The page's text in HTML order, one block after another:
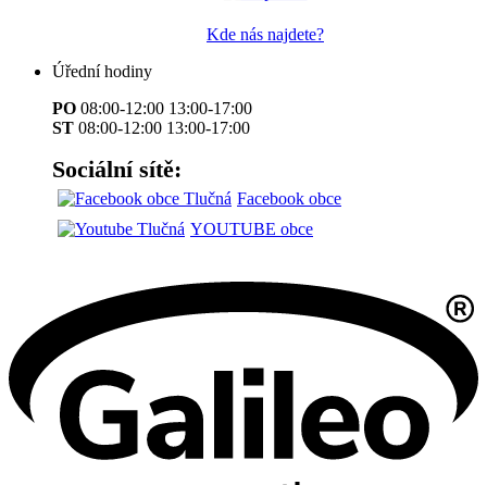
Kde nás najdete?
Úřední hodiny
PO 08:00-12:00 13:00-17:00
ST 08:00-12:00 13:00-17:00
Sociální sítě:
Facebook obce
YOUTUBE obce